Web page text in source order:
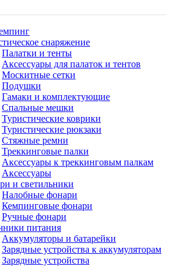
снаряжение
Палатки и тенты
Аксессуары для палаток и тентов
Москитные сетки
Подушки
Гамаки и комплектующие
Спальные мешки
Туристические коврики
Туристические рюкзаки
Стяжные ремни
Треккинговые палки
Аксессуары к треккинговым палкам
Аксессуары
и светильники
Налобные фонари
Кемпинговые фонари
Ручные фонари
питания
Аккумуляторы и батарейки
Зарядные устройства к аккумуляторам
Зарядные устройства